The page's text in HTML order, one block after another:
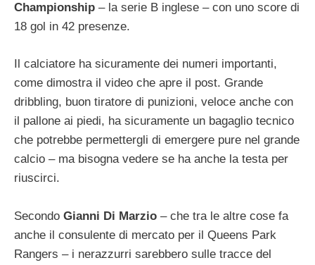
Championship – la serie B inglese – con uno score di
18 gol in 42 presenze.
Il calciatore ha sicuramente dei numeri importanti,
come dimostra il video che apre il post. Grande
dribbling, buon tiratore di punizioni, veloce anche con
il pallone ai piedi, ha sicuramente un bagaglio tecnico
che potrebbe permettergli di emergere pure nel grande
calcio – ma bisogna vedere se ha anche la testa per
riuscirci.
Secondo Gianni Di Marzio – che tra le altre cose fa
anche il consulente di mercato per il Queens Park
Rangers – i nerazzurri sarebbero sulle tracce del